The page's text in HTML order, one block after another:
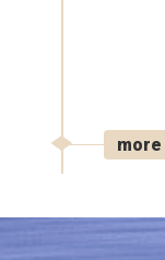
more